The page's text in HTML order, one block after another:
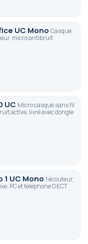
UC Mono Casque
micro antibruit
UC Micro casque sans fil
active, livré avec dongle
1 UC Mono 1 écouteur,
PC et téléphone DECT